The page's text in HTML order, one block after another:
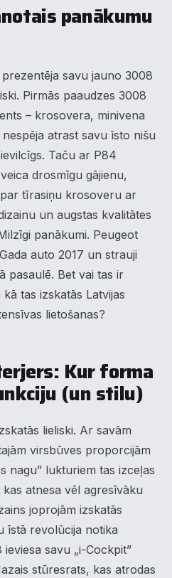
panākumu
savu jauno 3008
Pirmās paaudzes 3008
– krosovera, minivena
atrast savu īsto nišu
Taču ar P84
drosmīgu gājienu,
tīrasiņu krosoveru ar
un augstas kvalitātes
panākumi. Peugeot
auto 2017 un strauji
pasaulē. Bet vai tas ir
tas izskatās Latvijas
lietošanas?
Kur forma
(un stilu)
lieliski. Ar savām
virsbūves proporcijām
nagu” lukturiem tas izceļas
atnesa vēl agresīvāku
joprojām izskatās
īstā revolūcija notika
savu „i-Cockpit”
stūresrats, kas atrodas